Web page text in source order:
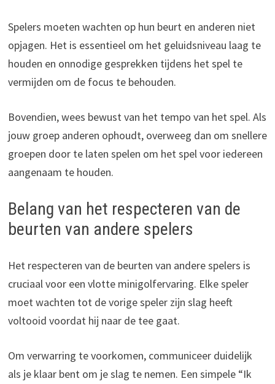
Spelers moeten wachten op hun beurt en anderen niet
opjagen. Het is essentieel om het geluidsniveau laag te
houden en onnodige gesprekken tijdens het spel te
vermijden om de focus te behouden.
Bovendien, wees bewust van het tempo van het spel. Als
jouw groep anderen ophoudt, overweeg dan om snellere
groepen door te laten spelen om het spel voor iedereen
aangenaam te houden.
Belang van het respecteren van de
beurten van andere spelers
Het respecteren van de beurten van andere spelers is
cruciaal voor een vlotte minigolfervaring. Elke speler
moet wachten tot de vorige speler zijn slag heeft
voltooid voordat hij naar de tee gaat.
Om verwarring te voorkomen, communiceer duidelijk
als je klaar bent om je slag te nemen. Een simpele “Ik